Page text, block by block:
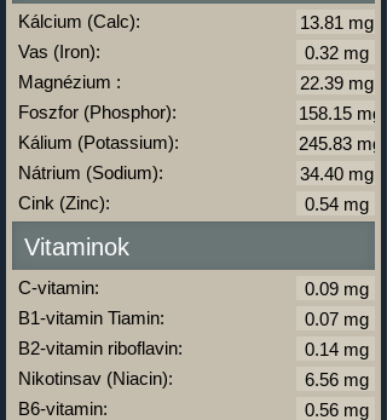
Kálcium (Calc):
Vas (Iron):
Magnézium :
Foszfor (Phosphor):
Kálium (Potassium):
Nátrium (Sodium):
Cink (Zinc):
Vitaminok
C-vitamin:
B1-vitamin Tiamin:
B2-vitamin riboflavin:
Nikotinsav (Niacin):
B6-vitamin: